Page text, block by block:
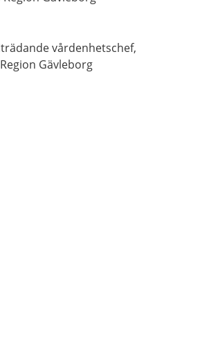
vårdenhetschef,
Region Gävleborg